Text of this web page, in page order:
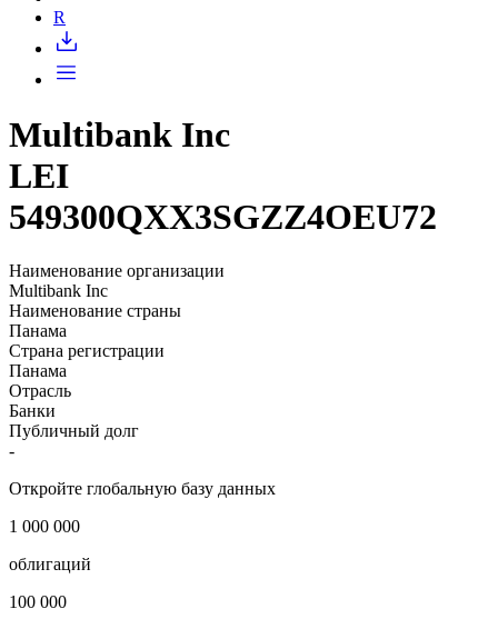
Multibank Inc
549300QXX3SGZZ4OEU72
Наименование организации
Multibank Inc
Наименование страны
Панама
Страна регистрации
Банки
-
Откройте глобальную базу данных
1 000 000